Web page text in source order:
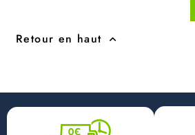
Retour en haut 